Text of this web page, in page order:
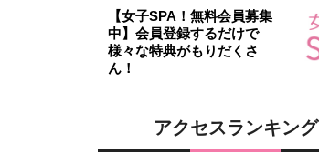
【女子SPA！無料会員募集
中】会員登録するだけで
様々な特典がもりだくさ
ん！
アクセスランキング